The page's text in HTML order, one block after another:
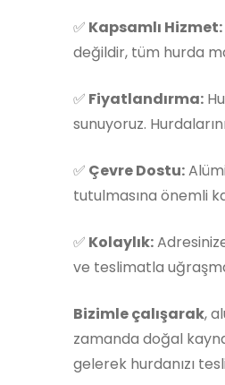
✅ Kapsamlı Hizmet:
değildir, tüm hurda
✅ Fiyatlandırma:
sunuyoruz.
✅ Çevre Dostu:
tutulmasına önemli
✅ Kolaylık:
ve teslimatla
Bizimle çalışarak,
zamanda doğal
gelerek hurdanızı